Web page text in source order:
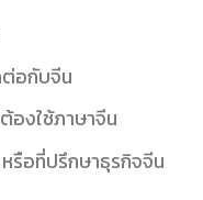
อกับจีน
องใช้ภาษาจีน
รือที่ปรึกษาธุรกิจจีน